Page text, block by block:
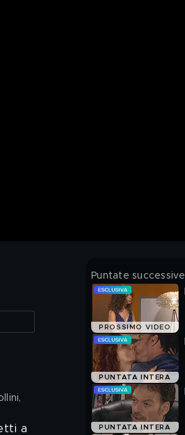
a
Puntate successive
PROSSIMO VIDEO
PUNTATA INTERA
PUNTATA INTERA